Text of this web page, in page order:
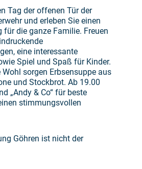
Tag der offenen Tür der
und erleben Sie einen
für die ganze Familie. Freuen
eine interessante
Spiel und Spaß für Kinder.
sorgen Erbsensuppe aus
und Stockbrot. Ab 19.00
„Andy & Co“ für beste
stimmungsvollen
Göhren ist nicht der